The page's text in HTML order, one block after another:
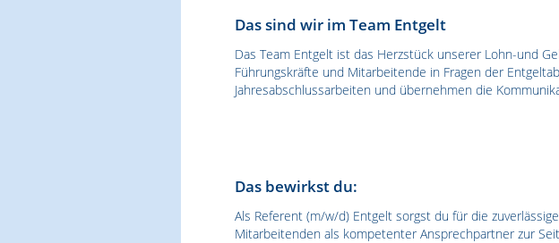
Das sind wir im Team Entgelt
Das Team Entgelt ist das Herzstück unserer Lohn-und
Führungskräfte und Mitarbeitende in Fragen der
Jahresabschlussarbeiten und übernehmen die
Das bewirkst du:
Als Referent (m/w/d) Entgelt sorgst du für die
Mitarbeitenden als kompetenter Ansprechpartner zur